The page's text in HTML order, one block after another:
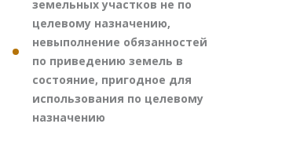
земельных участков не по
целевому назначению,
невыполнение обязанностей
по приведению земель в
состояние, пригодное для
использования по целевому
назначению